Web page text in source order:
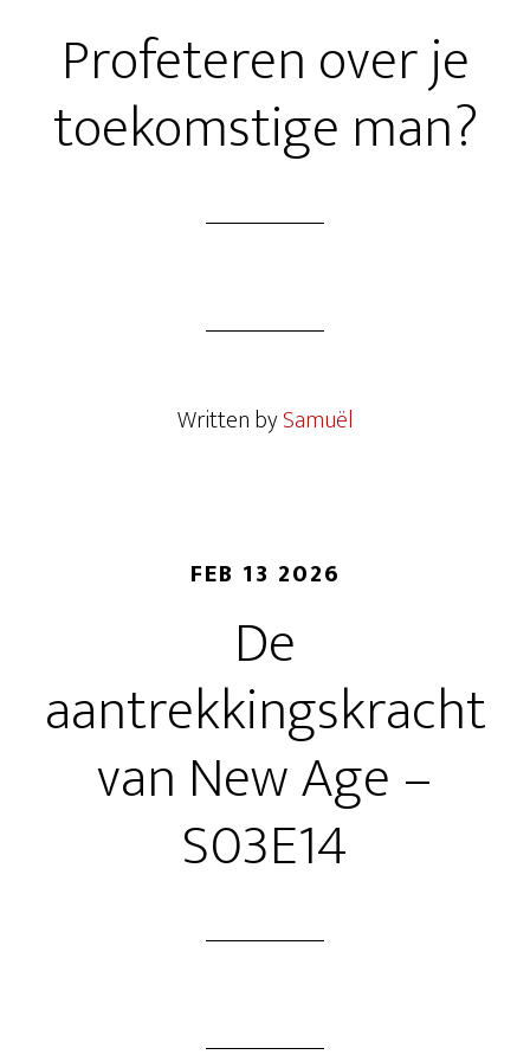
Profeteren over je
toekomstige man?
Written bySamuël
FEB 13 2026
De
aantrekkingskracht
van New Age –
S03E14